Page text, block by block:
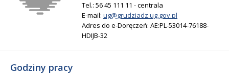
Tel.: 56 45 111 11 - centrala
E-mail: ug@grudziadz.ug.gov.pl
Adres do e-Doręczeń: AE:PL-53014-76188-
HDIJB-32
Godziny pracy